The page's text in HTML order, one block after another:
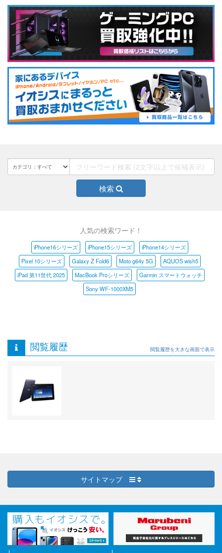
検索
人気の検索ワード！
iPhone16シリーズ iPhone15シリーズ
iPhone14シリーズ
Pixel 10シリーズ
Galaxy Z Fold6 Moto g64y 5G
AQUOS wish5
iPad 第11世代 2025
MacBook Proシリーズ
Garmin スマートウォッチ
Sony WF-1000XM5
閲覧履歴 閲覧履歴を大きな画面で表示
サイトマップ